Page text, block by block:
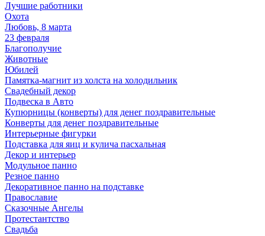
Лучшие работники
Охота
Любовь, 8 марта
23 февраля
Благополучие
Животные
Юбилей
Памятка-магнит из холста на холодильник
Свадебный декор
Подвеска в Авто
Купюрницы (конверты) для денег поздравительные
Конверты для денег поздравительные
Интерьерные фигурки
Подставка для яиц и кулича пасхальная
Декор и интерьер
Модульное панно
Резное панно
Декоративное панно на подставке
Православие
Сказочные Ангелы
Протестантство
Свадьба